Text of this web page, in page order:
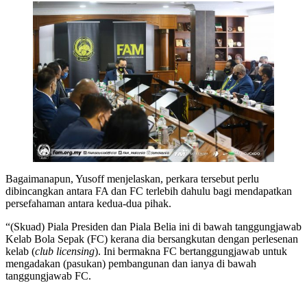
Bagaimanapun, Yusoff menjelaskan, perkara tersebut perlu
dibincangkan antara FA dan FC terlebih dahulu bagi mendapatkan
persefahaman antara kedua-dua pihak.
“(Skuad) Piala Presiden dan Piala Belia ini di bawah tanggungjawab
Kelab Bola Sepak (FC) kerana dia bersangkutan dengan perlesenan
kelab (club licensing). Ini bermakna FC bertanggungjawab untuk
mengadakan (pasukan) pembangunan dan ianya di bawah
tanggungjawab FC.